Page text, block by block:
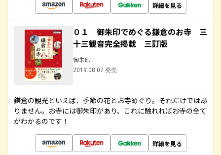
詳細を見る
０１ 御朱印でめぐる鎌倉のお寺 三
十三観音完全掲載 三訂版
御朱印
2019.08.07 発売
鎌倉の観光といえば、季節の花とお寺めぐり。それだけではあ
りません。お寺には御朱印があり、これに触れればお寺の全て
がわかるのです！
詳細を見る